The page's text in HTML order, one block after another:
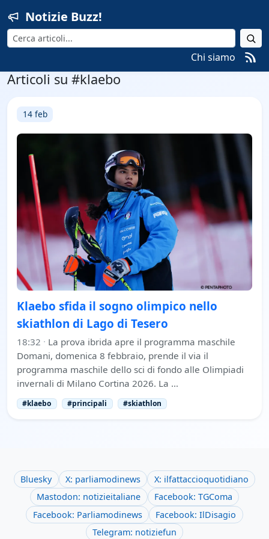
Notizie Buzz!
Cerca
Chi siamo
Articoli su #klaebo
14 feb
Klaebo sfida il sogno olimpico nello
skiathlon di Lago di Tesero
18:32 · La prova ibrida apre il programma maschile
Domani, domenica 8 febbraio, prende il via il
programma maschile dello sci di fondo alle Olimpiadi
invernali di Milano Cortina 2026. La …
#klaebo #principali #skiathlon
Bluesky X: parliamodinews
X: ilfattaccioquotidiano
Mastodon: notizieitaliane
Facebook: TGComa
Facebook: Parliamodinews
Facebook: IlDisagio
Telegram: notiziefun